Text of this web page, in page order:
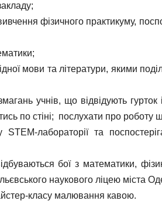
фізичного практикуму,
мови та літератури, якими
учнів, що відвідують
по стіні; послухати про
лабораторії та
бої з математики,
наукового ліцею міста
класу малювання кавою.